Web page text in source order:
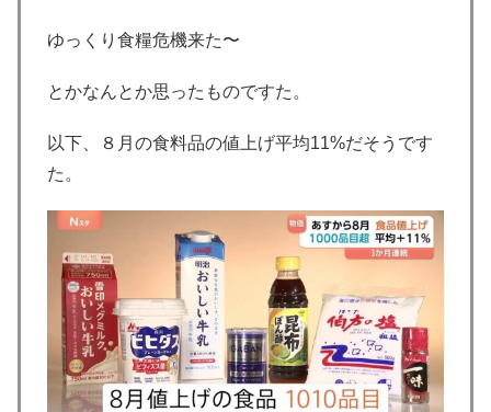
ゆっくり食糧危機来た〜
とかなんとか思ったものですた。
以下、８月の食料品の値上げ平均11%だそうです
た。